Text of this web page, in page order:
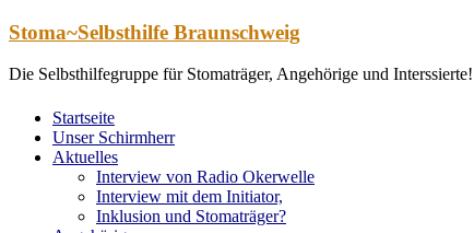
Zum
springen
Stoma~Selbsthilfe Braunschweig
Die Selbsthilfegruppe für Stomaträger, Angehörige und Interssierte!
Startseite
Unser Schirmherr
Aktuelles
Interview von Radio Okerwelle
Interview mit dem Initiator,
Inklusion und Stomaträger?